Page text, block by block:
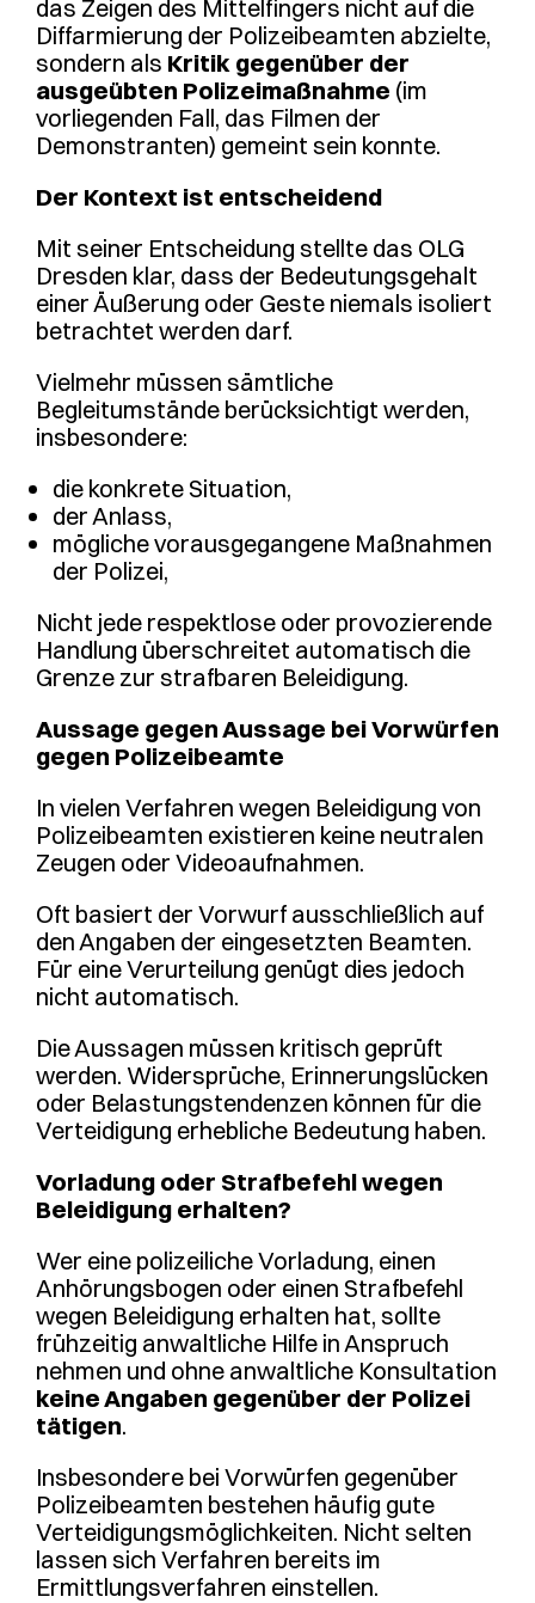
das Zeigen des Mittelfingers nicht auf die
Diffarmierung der Polizeibeamten abzielte,
sondern als Kritik gegenüber der
ausgeübten Polizeimaßnahme (im
vorliegenden Fall, das Filmen der
Demonstranten) gemeint sein konnte.
Der Kontext ist entscheidend
Mit seiner Entscheidung stellte das OLG
Dresden klar, dass der Bedeutungsgehalt
einer Äußerung oder Geste niemals isoliert
betrachtet werden darf.
Vielmehr müssen sämtliche
Begleitumstände berücksichtigt werden,
insbesondere:
die konkrete Situation,
der Anlass,
mögliche vorausgegangene Maßnahmen
der Polizei,
Nicht jede respektlose oder provozierende
Handlung überschreitet automatisch die
Grenze zur strafbaren Beleidigung.
Aussage gegen Aussage bei Vorwürfen
gegen Polizeibeamte
In vielen Verfahren wegen Beleidigung von
Polizeibeamten existieren keine neutralen
Zeugen oder Videoaufnahmen.
Oft basiert der Vorwurf ausschließlich auf
den Angaben der eingesetzten Beamten.
Für eine Verurteilung genügt dies jedoch
nicht automatisch.
Die Aussagen müssen kritisch geprüft
werden. Widersprüche, Erinnerungslücken
oder Belastungstendenzen können für die
Verteidigung erhebliche Bedeutung haben.
Vorladung oder Strafbefehl wegen
Beleidigung erhalten?
Wer eine polizeiliche Vorladung, einen
Anhörungsbogen oder einen Strafbefehl
wegen Beleidigung erhalten hat, sollte
frühzeitig anwaltliche Hilfe in Anspruch
nehmen und ohne anwaltliche Konsultation
keine Angaben gegenüber der Polizei
tätigen.
Insbesondere bei Vorwürfen gegenüber
Polizeibeamten bestehen häufig gute
Verteidigungsmöglichkeiten. Nicht selten
lassen sich Verfahren bereits im
Ermittlungsverfahren einstellen.